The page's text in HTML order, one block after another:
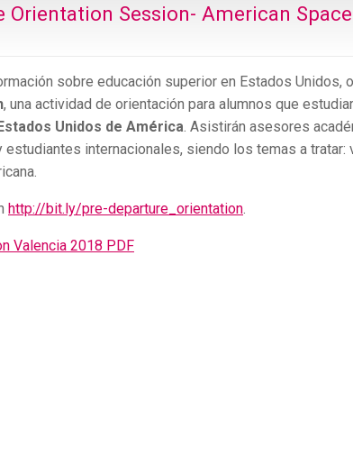
Orientation Session- American
sobre educación superior en Estados Unidos,
, una actividad de orientación para alumnos que
Unidos de América . Asistirán asesores
estudiantes internacionales, siendo los temas a tratar:
http://bit.ly/pre-departure_orientation
Valencia 2018 PDF